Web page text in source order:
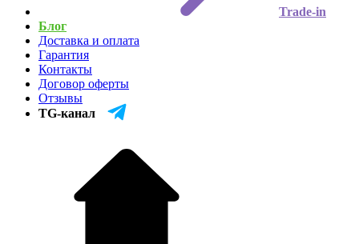
Trade-in
Блог
Доставка и оплата
Гарантия
Контакты
Договор оферты
Отзывы
TG-канал